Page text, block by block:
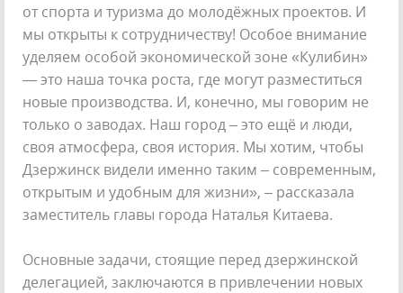
от спорта и туризма до молодёжных проектов. И
мы открыты к сотрудничеству! Особое внимание
уделяем особой экономической зоне «Кулибин»
— это наша точка роста, где могут разместиться
новые производства. И, конечно, мы говорим не
только о заводах. Наш город – это ещё и люди,
своя атмосфера, своя история. Мы хотим, чтобы
Дзержинск видели именно таким – современным,
открытым и удобным для жизни», – рассказала
заместитель главы города Наталья Китаева.
Основные задачи, стоящие перед дзержинской
делегацией, заключаются в привлечении новых